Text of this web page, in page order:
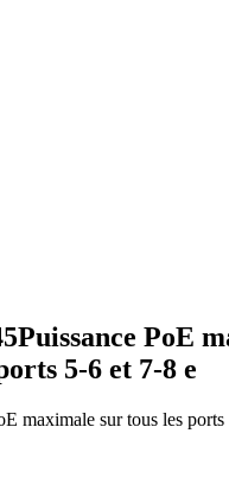
PoE
5-6 et 7-8 e
sur tous les